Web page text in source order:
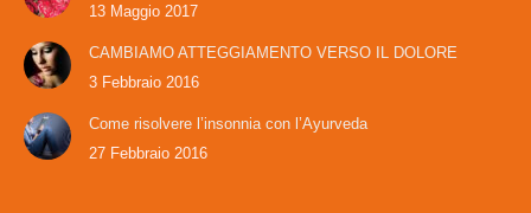
13 Maggio 2017
CAMBIAMO ATTEGGIAMENTO VERSO IL DOLORE
3 Febbraio 2016
Come risolvere l’insonnia con l’Ayurveda
27 Febbraio 2016